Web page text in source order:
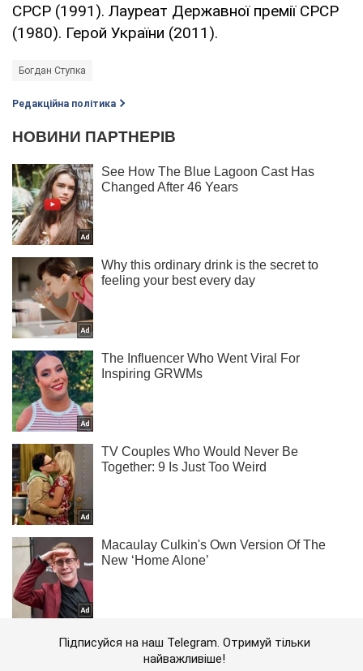
СРСР (1991). Лауреат Державної премії СРСР
(1980). Герой України (2011).
Богдан Ступка
Редакційна політика
Підписуйся на наш Telegram. Отримуй тільки
найважливіше!